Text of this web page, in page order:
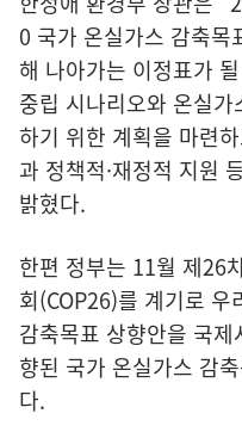
0 국가 온실가스 감축목
해 나아가는 이정표가
중립 시나리오와 온실
하기 위한 계획을 마련
과 정책적·재정적 지원
밝혔다.
한편 정부는 11월 제26
회(COP26)를 계기로
감축목표 상향안을 국
향된 국가 온실가스 감
다.